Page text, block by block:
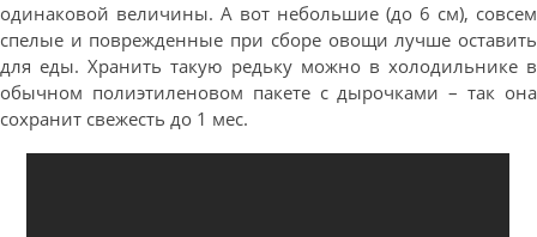
одинаковой величины. А вот небольшие (до 6 см), совсем
спелые и поврежденные при сборе овощи лучше оставить
для еды. Хранить такую редьку можно в холодильнике в
обычном полиэтиленовом пакете с дырочками – так она
сохранит свежесть до 1 мес.